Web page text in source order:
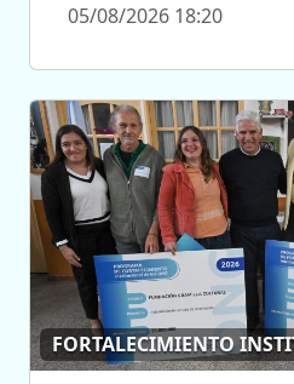
05/08/2026 18:20
FORTALECIMIENTO